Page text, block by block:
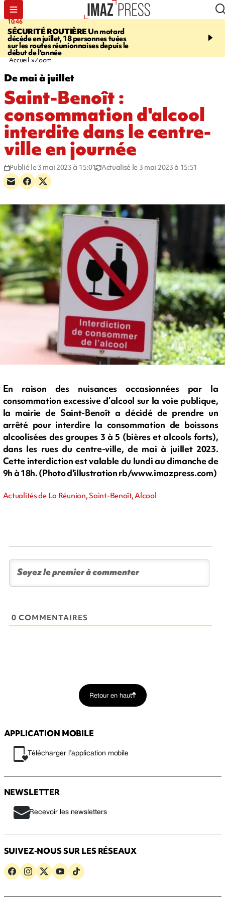
10:46
SÉCURITÉ ROUTIÈREUn motard
décède en juillet, 18 personnes tuées
sur les routes réunionnaises depuis le
début de l'année
13:49
mineurs - un courrier
Accueil Zoom
De mai à juillet
Saint-Benoît :
consommation d'alcool
interdite dans le centre-
ville en journée
Publié le 3 mai 2023 à 15:01 Actualisé le 3 mai 2023 à 15:51
En raison des nuisances occasionnées par la
consommation excessive d’alcool sur la voie publique,
la mairie de Saint-Benoît a décidé de prendre un
arrêté pour interdire la consommation de boissons
alcoolisées des groupes 3 à 5 (bières et alcools forts),
dans les rues du centre-ville, de mai à juillet 2023.
Cette interdiction est valable du lundi au dimanche de
9h à 18h. (Photo d'illustration rb/www.imazpress.com)
Actualités de La Réunion, Saint-Benoît, Alcool
0 COMMENTAIRES
Retour en haut
APPLICATION MOBILE
Télécharger l’application mobile
NEWSLETTER
Recevoir les newsletters
SUIVEZ-NOUS SUR LES RÉSEAUX